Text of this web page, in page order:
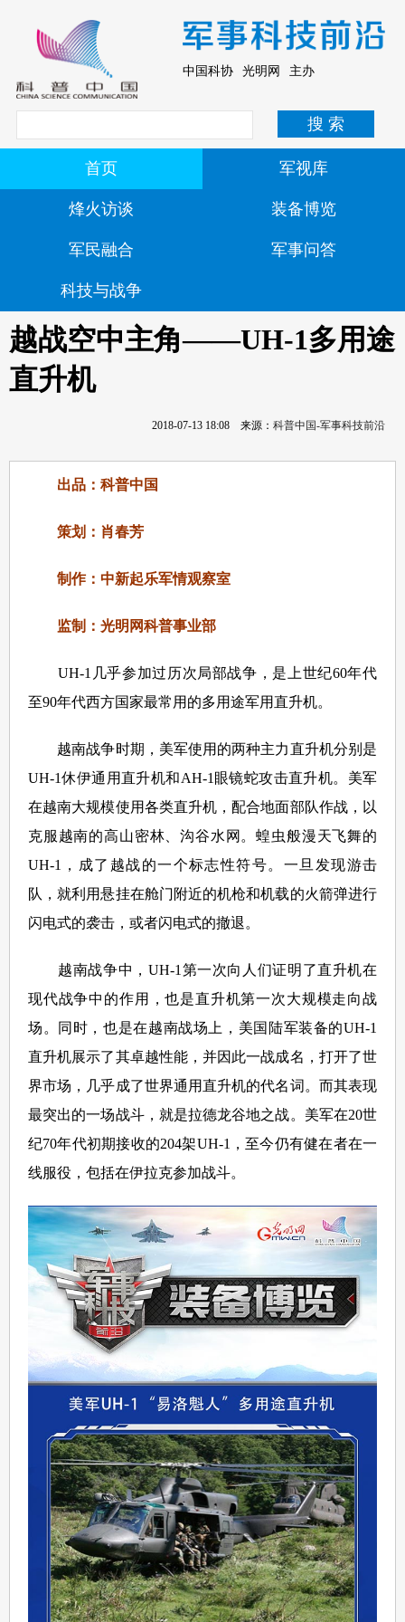
中国科协 光明网 主办
首页 军视库
烽火访谈 装备博览
军民融合 军事问答
科技与战争
越战空中主角——UH-1多用途
直升机
2018-07-13 18:08 来源： 科普中国-军事科技前沿
出品：科普中国
策划：肖春芳
制作：中新起乐军情观察室
监制：光明网科普事业部
UH-1几乎参加过历次局部战争，是上世纪60年代
至90年代西方国家最常用的多用途军用直升机。
越南战争时期，美军使用的两种主力直升机分别是
UH-1休伊通用直升机和AH-1眼镜蛇攻击直升机。美军
在越南大规模使用各类直升机，配合地面部队作战，以
克服越南的高山密林、沟谷水网。蝗虫般漫天飞舞的
UH-1，成了越战的一个标志性符号。一旦发现游击
队，就利用悬挂在舱门附近的机枪和机载的火箭弹进行
闪电式的袭击，或者闪电式的撤退。
越南战争中，UH-1第一次向人们证明了直升机在
现代战争中的作用，也是直升机第一次大规模走向战
场。同时，也是在越南战场上，美国陆军装备的UH-1
直升机展示了其卓越性能，并因此一战成名，打开了世
界市场，几乎成了世界通用直升机的代名词。而其表现
最突出的一场战斗，就是拉德龙谷地之战。美军在20世
纪70年代初期接收的204架UH-1，至今仍有健在者在一
线服役，包括在伊拉克参加战斗。